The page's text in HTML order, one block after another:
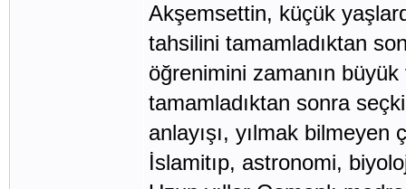
Akşemsettin, küçük
tahsilini tamamladıktan
öğrenimini zamanın büyük
tamamladıktan sonra
anlayışı, yılmak
İslamitıp, astronomi,